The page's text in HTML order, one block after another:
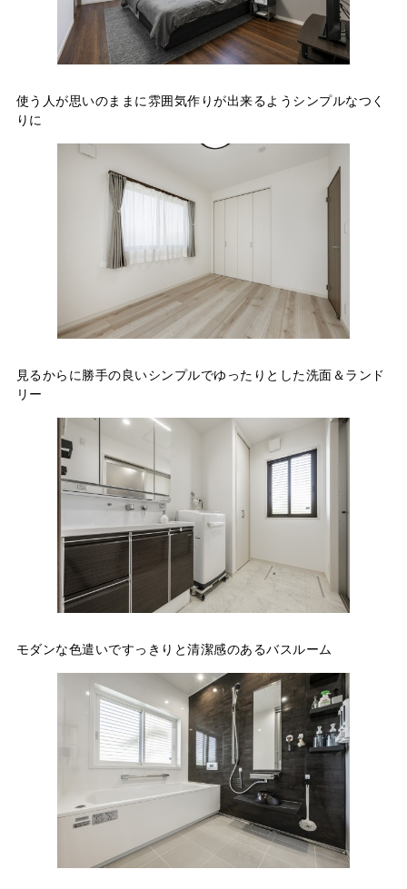
使う人が思いのままに雰囲気作りが出来るようシンプルなつく
りに
見るからに勝手の良いシンプルでゆったりとした洗面＆ランド
リー
モダンな色遣いですっきりと清潔感のあるバスルーム